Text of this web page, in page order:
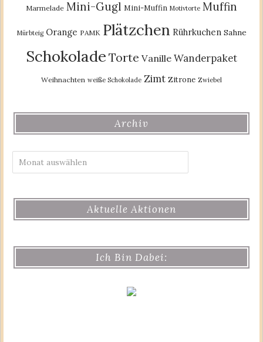
Marmelade Mini-Gugl Mini-Muffin Motivtorte Muffin
Mürbteig Orange PAMK Plätzchen Rührkuchen Sahne
Schokolade Torte Vanille Wanderpaket
Weihnachten weiße Schokolade Zimt Zitrone Zwiebel
Archiv
Aktuelle Aktionen
Ich Bin Dabei: